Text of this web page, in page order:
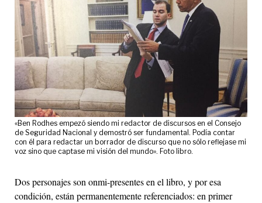
«Ben Rodhes empezó siendo mi redactor de discursos en el Consejo
de Seguridad Nacional y demostró ser fundamental. Podía contar
con él para redactar un borrador de discurso que no sólo reflejase mi
voz sino que captase mi visión del mundo». Foto libro.
Dos personajes son onmi-presentes en el libro, y por esa
condición, están permanentemente referenciados: en primer